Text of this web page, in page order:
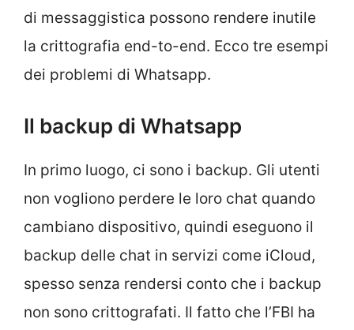
di messaggistica possono rendere inutile
la crittografia end-to-end. Ecco tre esempi
dei problemi di Whatsapp.
Il backup di Whatsapp
In primo luogo, ci sono i backup. Gli utenti
non vogliono perdere le loro chat quando
cambiano dispositivo, quindi eseguono il
backup delle chat in servizi come iCloud,
spesso senza rendersi conto che i backup
non sono crittografati. Il fatto che l’FBI ha